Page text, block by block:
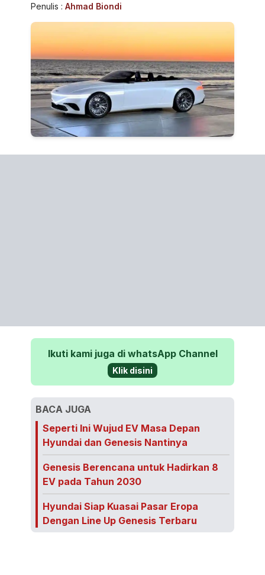
Penulis : Ahmad Biondi
Ikuti kami juga di whatsApp Channel
Klik disini
BACA JUGA
Seperti Ini Wujud EV Masa Depan
Hyundai dan Genesis Nantinya
Genesis Berencana untuk Hadirkan 8
EV pada Tahun 2030
Hyundai Siap Kuasai Pasar Eropa
Dengan Line Up Genesis Terbaru